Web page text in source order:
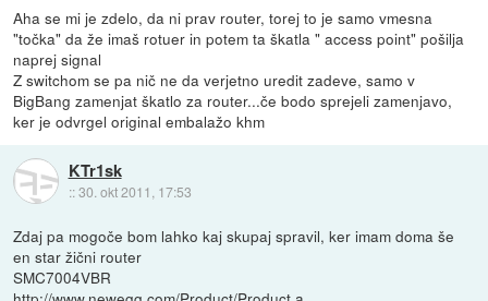
Aha se mi je zdelo, da ni prav router, torej to je samo vmesna
"točka" da že imaš rotuer in potem ta škatla " access point" pošilja
naprej signal
Z switchom se pa nič ne da verjetno uredit zadeve, samo v
BigBang zamenjat škatlo za router...če bodo sprejeli zamenjavo,
ker je odvrgel original embalažo khm
KTr1sk
::30. okt 2011, 17:53
Zdaj pa mogoče bom lahko kaj skupaj spravil, ker imam doma še
en star žični router
SMC7004VBR